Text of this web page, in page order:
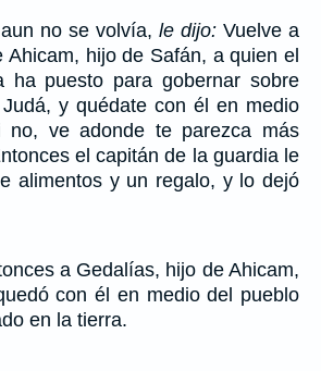
aun no se volvía, le dijo: Vuelve a
Ahicam, hijo de Safán, a quien el
ha puesto para gobernar sobre
y quédate con él en medio
ve adonde te parezca más
el capitán de la guardia le
alimentos y un regalo, y lo dejó
a Gedalías, hijo de Ahicam,
con él en medio del pueblo
en la tierra.